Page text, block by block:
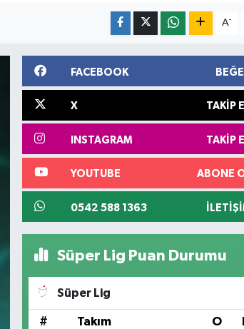
A-
FACEBOOK
X TAKIP
INSTAGRAM TAKIP
YOUTUBE ABONE
0542 588 1363
Süper Lig Puan Durumu
Süper Lig
# Takım O